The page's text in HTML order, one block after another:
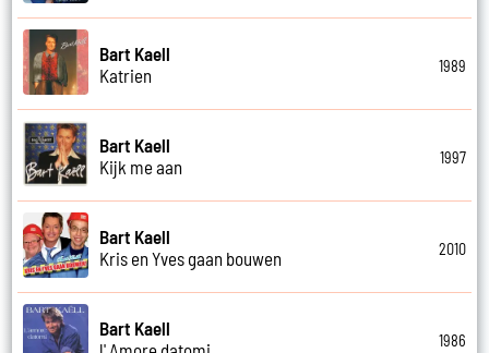
Bart Kaell
Katrien
1989
Bart Kaell
Kijk me aan
1997
Bart Kaell
Kris en Yves gaan bouwen
2010
Bart Kaell
1986